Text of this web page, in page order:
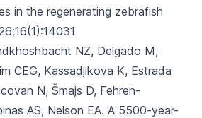
in the regenerating zebrafish
NZ, Delgado M,
CEG, Kassadjikova K, Estrada
N, Šmajs D, Fehren-
AS, Nelson EA. A 5500-year-